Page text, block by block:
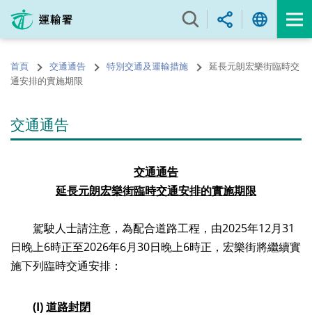
內
的
開
首頁 交通通告 特別交通及運輸措施
延長元朗宏樂街臨時交
通安排的實施期限
交通通告
交通通告
延長元朗宏樂街臨時交通安排的實施期限
駕駛人士請注意，為配合道路工程，由2025年12月31
日晚上6時正至2026年6月30日晚上6時正，宏樂街將繼續實
施下列臨時交通安排：
(I)道路封閉